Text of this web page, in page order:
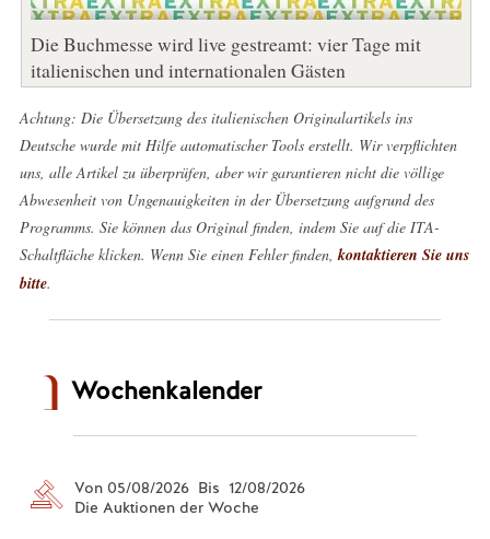
Die Buchmesse wird live gestreamt: vier Tage mit
italienischen und internationalen Gästen
Achtung: Die Übersetzung des italienischen Originalartikels ins
Deutsche wurde mit Hilfe automatischer Tools erstellt. Wir verpflichten
uns, alle Artikel zu überprüfen, aber wir garantieren nicht die völlige
Abwesenheit von Ungenauigkeiten in der Übersetzung aufgrund des
Programms. Sie können das Original finden, indem Sie auf die ITA-
Schaltfläche klicken. Wenn Sie einen Fehler finden, kontaktieren Sie uns
bitte.
Wochenkalender
Von 05/08/2026 Bis 12/08/2026
Die Auktionen der Woche